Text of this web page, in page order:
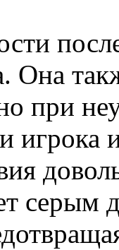
Она
при
игрока